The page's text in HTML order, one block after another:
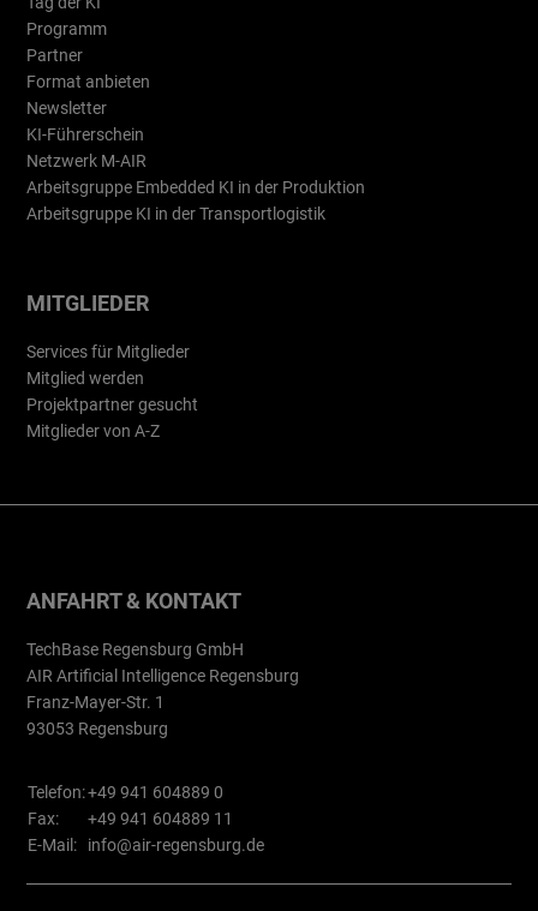
Programm
Partner
Format anbieten
Newsletter
KI-Führerschein
Netzwerk M-AIR
Arbeitsgruppe Embedded KI in der Produktion
Arbeitsgruppe KI in der Transportlogistik
MITGLIEDER
Services für Mitglieder
Mitglied werden
Projektpartner gesucht
Mitglieder von A-Z
ANFAHRT & KONTAKT
TechBase Regensburg GmbH
AIR Artificial Intelligence Regensburg
Franz-Mayer-Str. 1
93053 Regensburg
Telefon:
Fax:
E-Mail:
+49 941 604889 0
+49 941 604889 11
info@air-regensburg.de